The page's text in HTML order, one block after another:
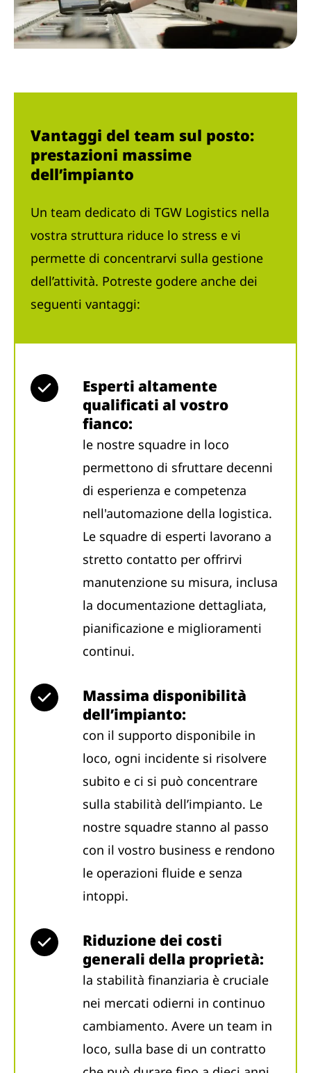
Vantaggi del team sul posto:
prestazioni massime
dell’impianto
Un team dedicato di TGW Logistics nella
vostra struttura riduce lo stress e vi
permette di concentrarvi sulla gestione
dell’attività. Potreste godere anche dei
seguenti vantaggi:
Esperti altamente
qualificati al vostro
fianco:
le nostre squadre in loco
permettono di sfruttare decenni
di esperienza e competenza
nell'automazione della logistica.
Le squadre di esperti lavorano a
stretto contatto per offrirvi
manutenzione su misura, inclusa
la documentazione dettagliata,
pianificazione e miglioramenti
continui.
Massima disponibilità
dell’impianto:
con il supporto disponibile in
loco, ogni incidente si risolvere
subito e ci si può concentrare
sulla stabilità dell’impianto. Le
nostre squadre stanno al passo
con il vostro business e rendono
le operazioni fluide e senza
intoppi.
Riduzione dei costi
generali della proprietà:
la stabilità finanziaria è cruciale
nei mercati odierni in continuo
cambiamento. Avere un team in
loco, sulla base di un contratto